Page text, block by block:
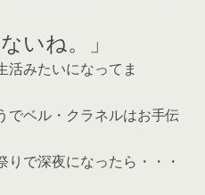
いね。」
活みたいになってま
でベル・クラネルはお手伝
で深夜になったら・・・